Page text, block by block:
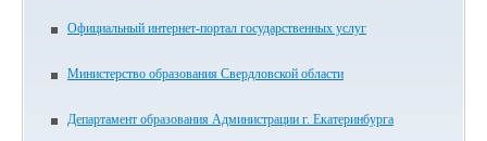
Официальный интернет-портал государственных услуг
Министерство образования Свердловской области
Департамент образования Администрации г. Екатеринбурга